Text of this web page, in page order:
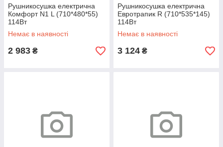
Рушникосушка електрична
Комфорт N1 L (710*480*55)
114Вт
Немає в наявності
2 983 ₴
Рушникосушка електрична
Евротрапик R (710*535*145)
114Вт
Немає в наявності
3 124 ₴